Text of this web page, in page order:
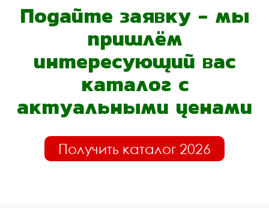
Подайте заявку - мы
пришлём
интересующий вас
каталог с
актуальными ценами
Получить каталог 2026